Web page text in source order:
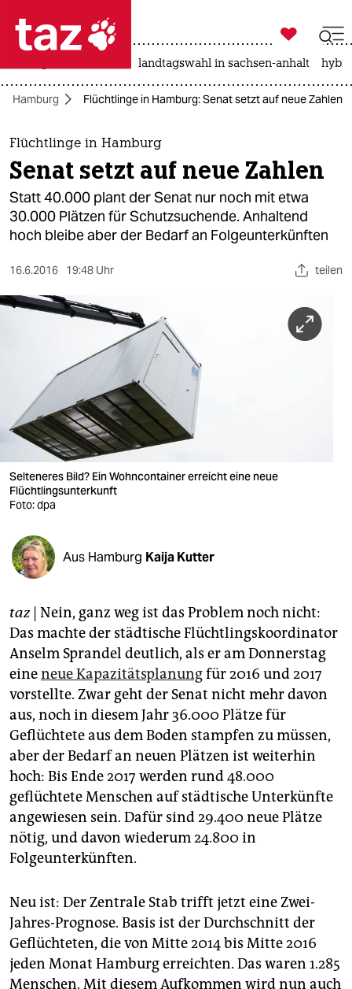
 taz zahl ich
taz zahl ich
themen
politik
öko
nord
wahrheit
verlag
verlag
shop
fragen & hilfe
unterstützen
abo
genossenschaft
epaper login

taz zahl ich
landtagswahl in sachsen-anhalt
Hamburg Flüchtlinge in Hamburg: Senat setzt auf neue Zahlen
Flüchtlinge in Hamburg
Senat setzt auf neue Zahlen
Statt 40.000 plant der Senat nur noch mit etwa
30.000 Plätzen für Schutzsuchende. Anhaltend
hoch bleibe aber der Bedarf an Folgeunterkünften
16.6.2016 19:48 Uhr teilen
Selteneres Bild? Ein Wohncontainer erreicht eine neue
Flüchtlingsunterkunft
Foto: dpa
Aus Hamburg Kaija Kutter
taz| Nein, ganz weg ist das Problem noch nicht:
Das machte der städtische Flüchtlingskoordinator
Anselm Sprandel deutlich, als er am Donnerstag
eineneue Kapazitätsplanungfür 2016 und 2017
vorstellte. Zwar geht der Senat nicht mehr davon
aus, noch in diesem Jahr 36.000 Plätze für
Geflüchtete aus dem Boden stampfen zu müssen,
aber der Bedarf an neuen Plätzen ist weiterhin
hoch: Bis Ende 2017 werden rund 48.000
geflüchtete Menschen auf städtische Unterkünfte
angewiesen sein. Dafür sind 29.400 neue Plätze
nötig, und davon wiederum 24.800 in
Folgeunterkünften.
Neu ist: Der Zentrale Stab trifft jetzt eine Zwei-
Jahres-Prognose. Basis ist der Durchschnitt der
Geflüchteten, die von Mitte 2014 bis Mitte 2016
jeden Monat Hamburg erreichten. Das waren 1.285
Menschen. Mit diesem Aufkommen wird nun auch